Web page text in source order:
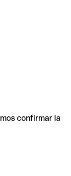
confirmar la